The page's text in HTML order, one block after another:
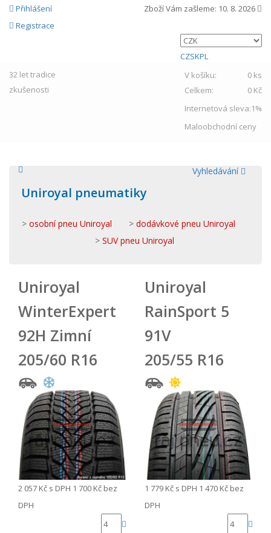
Přihlášení
Registrace
Zboží Vám zašleme: 10. 8. 2026
CZSKPL
32 lettradice
zkušenosti
V košíku:
0 ks
Celkem:
0 Kč
Internetová sleva:1%
Maloobchodní ceny
Vyhledávání
Uniroyal pneumatiky
> osobní pneu Uniroyal > dodávkové pneu Uniroyal
> SUV pneu Uniroyal
Uniroyal
WinterExpert
92H Zimní
205/60 R16
2 057 Kč s DPH 1 700 Kč bez
DPH
Uniroyal
RainSport 5
91V
205/55 R16
1 779 Kč s DPH 1 470 Kč bez
DPH